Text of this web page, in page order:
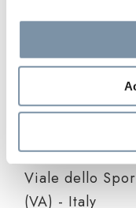
+39 0332
+39 0332
Viale dello
(VA) - Italy